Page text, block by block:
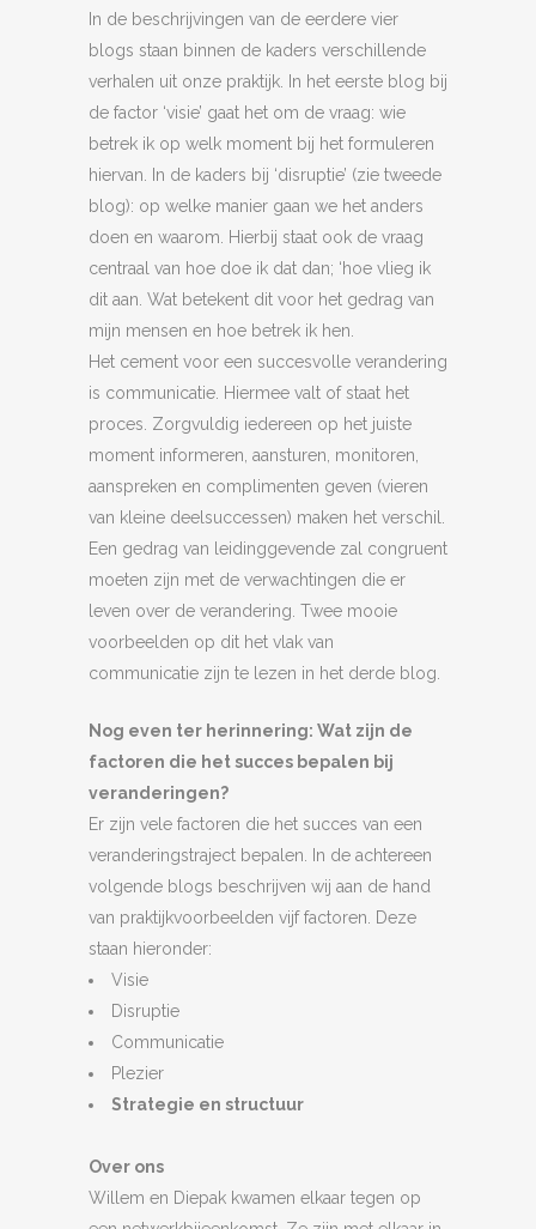
In de beschrijvingen van de eerdere vier
blogs staan binnen de kaders verschillende
verhalen uit onze praktijk. In het eerste blog bij
de factor ‘visie’ gaat het om de vraag: wie
betrek ik op welk moment bij het formuleren
hiervan. In de kaders bij ‘disruptie’ (zie tweede
blog): op welke manier gaan we het anders
doen en waarom. Hierbij staat ook de vraag
centraal van hoe doe ik dat dan; ‘hoe vlieg ik
dit aan. Wat betekent dit voor het gedrag van
mijn mensen en hoe betrek ik hen.
Het cement voor een succesvolle verandering
is communicatie. Hiermee valt of staat het
proces. Zorgvuldig iedereen op het juiste
moment informeren, aansturen, monitoren,
aanspreken en complimenten geven (vieren
van kleine deelsuccessen) maken het verschil.
Een gedrag van leidinggevende zal congruent
moeten zijn met de verwachtingen die er
leven over de verandering. Twee mooie
voorbeelden op dit het vlak van
communicatie zijn te lezen in het derde blog.
Nog even ter herinnering: Wat zijn de
factoren die het succes bepalen bij
veranderingen?
Er zijn vele factoren die het succes van een
veranderingstraject bepalen. In de achtereen
volgende blogs beschrijven wij aan de hand
van praktijkvoorbeelden vijf factoren. Deze
staan hieronder:
Visie
Disruptie
Communicatie
Plezier
Strategie en structuur
Over ons
Willem en Diepak kwamen elkaar tegen op